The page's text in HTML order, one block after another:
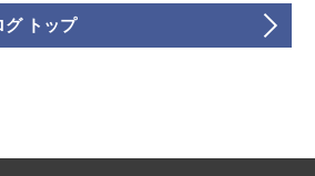
グ トップ